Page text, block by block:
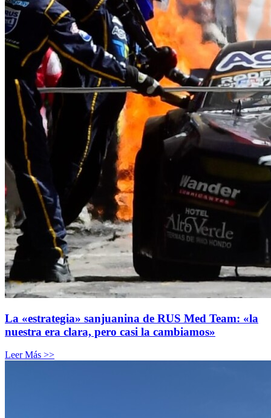
La «estrategia» sanjuanina de RUS Med Team: «la
nuestra era clara, pero casi la cambiamos»
Leer Más >>